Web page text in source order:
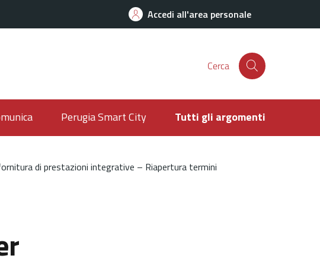
Accedi all'area personale
Cerca
Perugia Smart City Tutti gli argomenti
di prestazioni integrative – Riapertura termini